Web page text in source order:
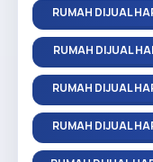
RUMAH DIJUAL
RUMAH DIJUAL
RUMAH DIJUAL
RUMAH DIJUAL